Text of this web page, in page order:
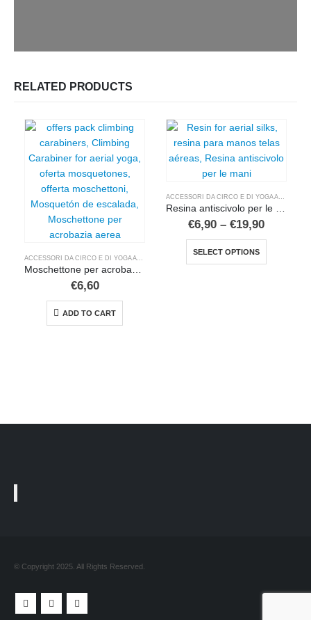
RELATED PRODUCTS
€6,60
ADD TO CART
€6,90 – €19,90Price
€19,90
SELECT OPTIONS
This product has multiple variants. The options may be chosen on the product page
© Copyright 2025. All Rights Reserved.